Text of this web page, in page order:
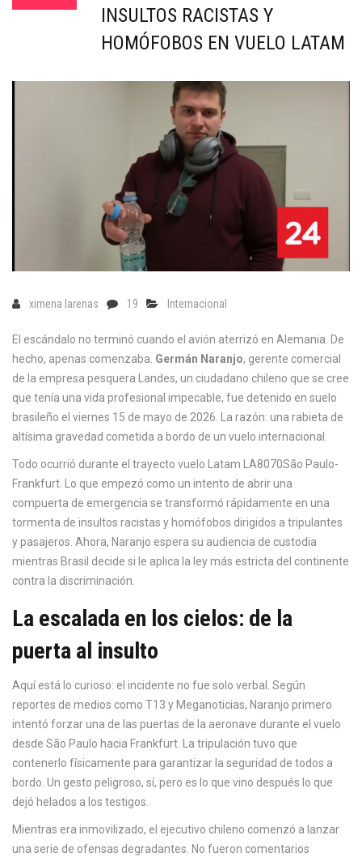
INSULTOS RACISTAS Y
HOMÓFOBOS EN VUELO LATAM
ximena larenas 19 Internacional
El escándalo no terminó cuando el avión aterrizó en Alemania. De
hecho, apenas comenzaba. Germán Naranjo, gerente comercial
de la empresa pesquera
Landes, un ciudadano chileno que se cree
que tenía una vida profesional impecable, fue detenido en suelo
brasileño el viernes 15 de mayo de 2026. La razón: una rabieta de
altísima gravedad cometida a bordo de un vuelo internacional.
Todo ocurrió durante el trayecto vuelo Latam LA8070São Paulo-
Frankfurt . Lo que empezó como un intento de abrir una
compuerta de emergencia se transformó rápidamente en una
tormenta de insultos racistas y homófobos dirigidos a tripulantes
y pasajeros. Ahora, Naranjo espera su audiencia de custodia
mientras Brasil decide si le aplica la ley más estricta del continente
contra la discriminación.
La escalada en los cielos: de la
puerta al insulto
Aquí está lo curioso: el incidente no fue solo verbal. Según
reportes de medios como T13 y Meganoticias, Naranjo primero
intentó forzar una de las puertas de la aeronave durante el vuelo
desde São Paulo hacia Frankfurt. La tripulación tuvo que
contenerlo físicamente para garantizar la seguridad de todos a
bordo. Un gesto peligroso, sí, pero es lo que vino después lo que
dejó helados a los testigos.
Mientras era inmovilizado, el ejecutivo chileno comenzó a lanzar
una serie de ofensas degradantes. No fueron comentarios